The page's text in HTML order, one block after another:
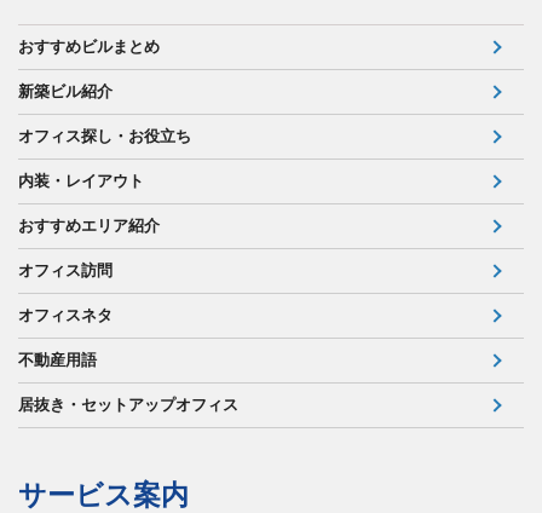
おすすめビルまとめ
新築ビル紹介
オフィス探し・お役立ち
内装・レイアウト
おすすめエリア紹介
オフィス訪問
オフィスネタ
不動産用語
居抜き・セットアップオフィス
サービス案内